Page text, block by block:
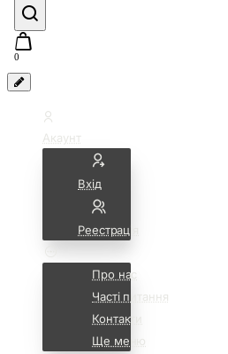
0
Акаунт
Вхід
Реестрація
Про нас
Часті питання
Контакти
Ще меню